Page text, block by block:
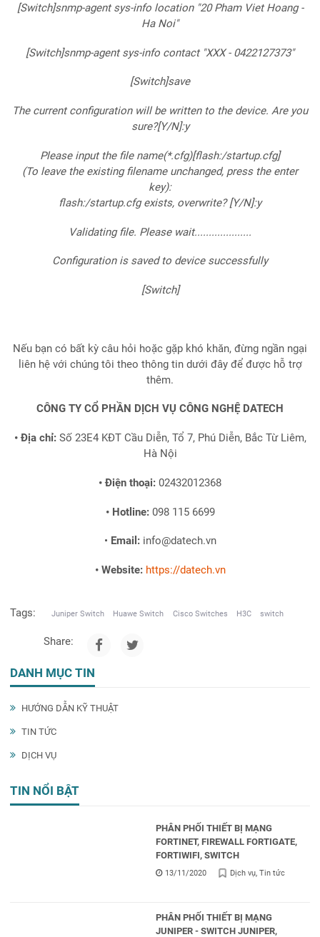
DANH MỤC TIN
HƯỚNG DẪN KỸ THUẬT
TIN TỨC
DỊCH VỤ
TIN NỔI BẬT
PHÂN PHỐI THIẾT BỊ MẠNG
FORTINET, FIREWALL FORTIGATE,
FORTIWIFI, SWITCH
13/11/2020 Dịch vụ Tin tức
PHÂN PHỐI THIẾT BỊ MẠNG
JUNIPER - SWITCH JUNIPER,
[Switch]snmp-agent sys-info location "20 Pham Viet Hoang -
Ha Noi"
[Switch]snmp-agent sys-info contact "XXX - 0422127373"
[Switch]save
The current configuration will be written to the device. Are you
sure?[Y/N]:y
Please input the file name(*.cfg)[flash:/startup.cfg]
(To leave the existing filename unchanged, press the enter
key):
flash:/startup.cfg exists, overwrite? [Y/N]:y
Validating file. Please wait....................
Configuration is saved to device successfully
[Switch]
Nếu bạn có bất kỳ câu hỏi hoặc gặp khó khăn, đừng ngần ngại
liên hệ với chúng tôi theo thông tin dưới đây để được hỗ trợ
thêm.
CÔNG TY CỔ PHẦN DỊCH VỤ CÔNG NGHỆ DATECH
• Địa chỉ:Số 23E4 KĐT Cầu Diễn, Tổ 7, Phú Diễn, Bắc Từ Liêm,
Hà Nội
• Điện thoại: 02432012368
• Hotline: 098 115 6699
• Email: info@datech.vn
• Website: https://datech.vn
Tags: Juniper Switch Huawe Switch Cisco Switches H3C switch
Share: